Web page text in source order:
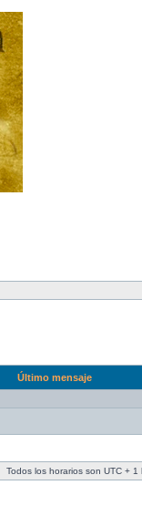
Último mensaje
Todos los horarios son UTC + 1